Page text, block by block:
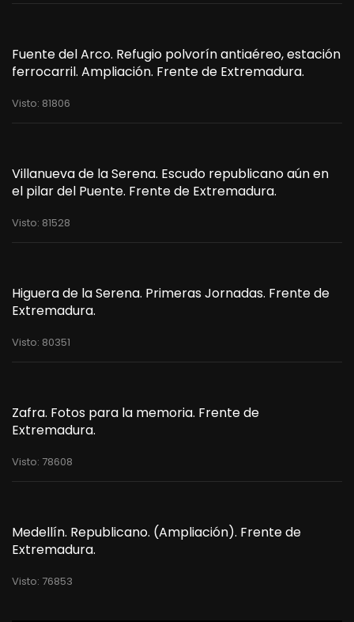
Fuente del Arco. Refugio polvorín antiaéreo, estación
ferrocarril. Ampliación. Frente de Extremadura.
Visto: 81806
Villanueva de la Serena. Escudo republicano aún en
el pilar del Puente. Frente de Extremadura.
Visto: 81528
Higuera de la Serena. Primeras Jornadas. Frente de
Extremadura.
Visto: 80351
Zafra. Fotos para la memoria. Frente de
Extremadura.
Visto: 78608
Medellín. Republicano. (Ampliación). Frente de
Extremadura.
Visto: 76853